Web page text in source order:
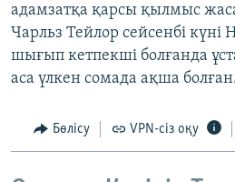
Русский
ЖАЗЫЛЫҢЫЗ
адамзатқа қарсы қылмыс
Чарльз Тейлор сейсенбі күні
шығып кетпекші болғанда
аса үлкен сомада ақша
Бөлісу VPN-сіз оқу